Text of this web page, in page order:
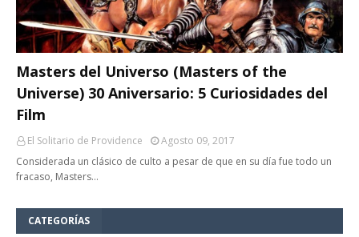
Masters del Universo (Masters of the
Universe) 30 Aniversario: 5 Curiosidades del
Film
El Solitario de Providence
Agosto 09, 2017
Considerada un clásico de culto a pesar de que en su día fue todo un
fracaso, Masters…
CATEGORÍAS